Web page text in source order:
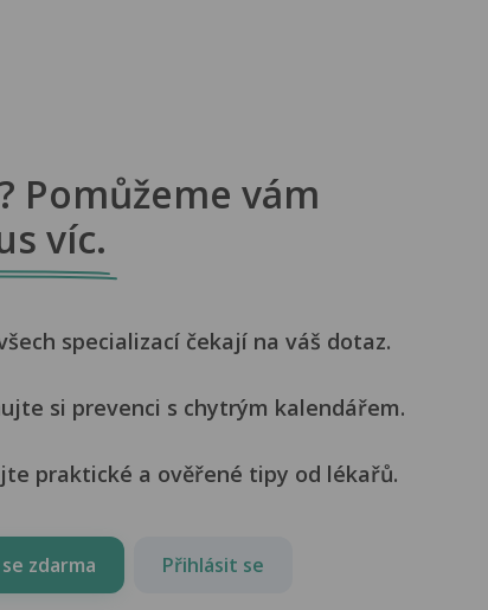
Pomůžeme vám
víc.
specializací čekají na váš dotaz.
si prevenci s chytrým kalendářem.
praktické a ověřené tipy od lékařů.
zdarma Přihlásit se